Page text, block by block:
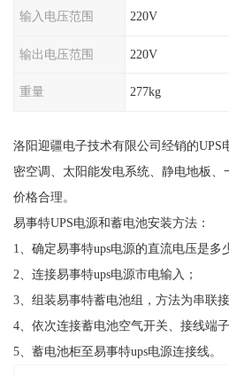
输入电压范围 220V
输出电压范围 220V
重量 277kg
洛阳迎疆电子技术有限公司经销的UPS
密空调、太阳能发电系统、静电地板、
价格合理。
易事特UPS电源和蓄电池安装方法：
1、确定易事特ups电源的直流电压是多
2、连接易事特ups电源市电输入；
3、组装易事特蓄电池组，方法为串联接
4、依次连接蓄电池空气开关、接线端子
5、蓄电池柜至易事特ups电源连接线。